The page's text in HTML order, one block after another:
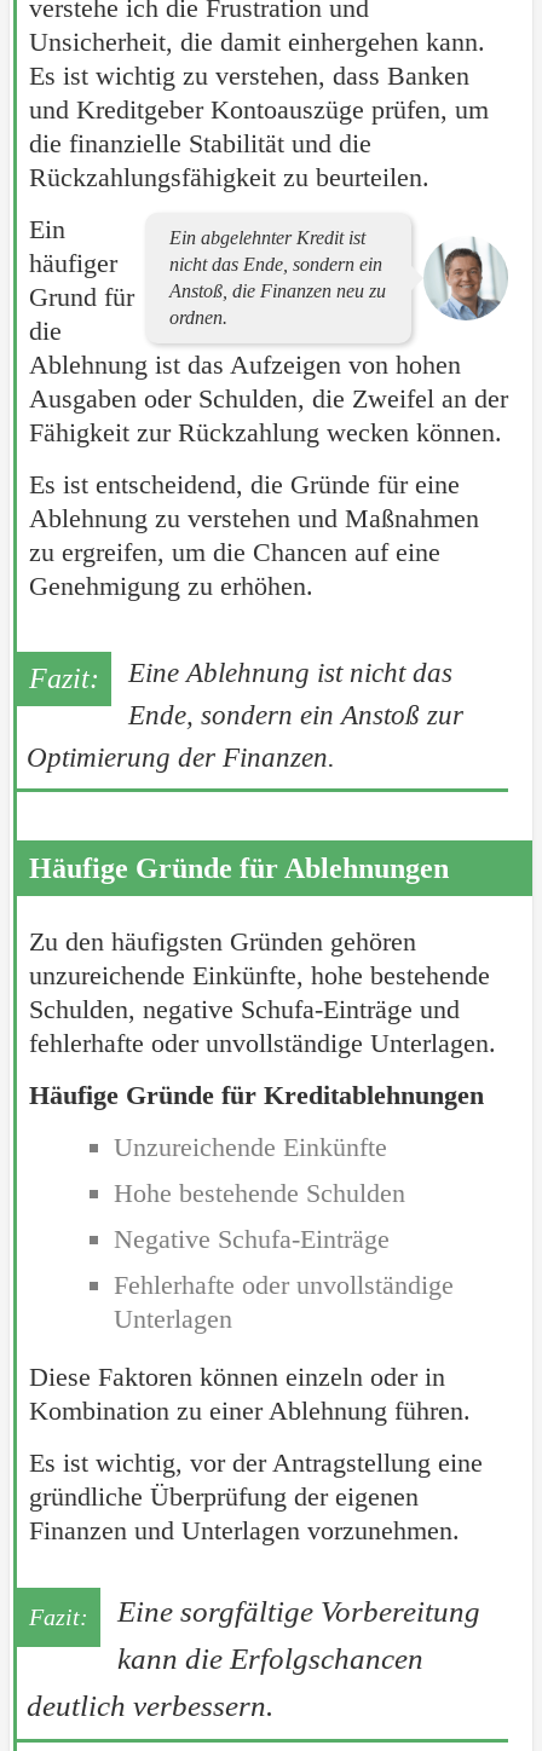
verstehe ich die Frustration und
Unsicherheit, die damit einhergehen kann.
Es ist wichtig zu verstehen, dass Banken
und Kreditgeber Kontoauszüge prüfen, um
die finanzielle Stabilität und die
Rückzahlungsfähigkeit zu beurteilen.
Ein abgelehnter Kredit ist
nicht das Ende, sondern ein
Anstoß, die Finanzen neu zu
ordnen.
Ein
häufiger
Grund für
die
Ablehnung ist das Aufzeigen von hohen
Ausgaben oder Schulden, die Zweifel an der
Fähigkeit zur Rückzahlung wecken können.
Es ist entscheidend, die Gründe für eine
Ablehnung zu verstehen und Maßnahmen
zu ergreifen, um die Chancen auf eine
Genehmigung zu erhöhen.
Eine Ablehnung ist nicht das
Ende, sondern ein Anstoß zur
Optimierung der Finanzen.
Häufige Gründe für Ablehnungen
Zu den häufigsten Gründen gehören
unzureichende Einkünfte, hohe bestehende
Schulden, negative Schufa-Einträge und
fehlerhafte oder unvollständige Unterlagen.
Häufige Gründe für Kreditablehnungen
Unzureichende Einkünfte
Hohe bestehende Schulden
Negative Schufa-Einträge
Fehlerhafte oder unvollständige
Unterlagen
Diese Faktoren können einzeln oder in
Kombination zu einer Ablehnung führen.
Es ist wichtig, vor der Antragstellung eine
gründliche Überprüfung der eigenen
Finanzen und Unterlagen vorzunehmen.
Eine sorgfältige Vorbereitung
kann die Erfolgschancen
deutlich verbessern.